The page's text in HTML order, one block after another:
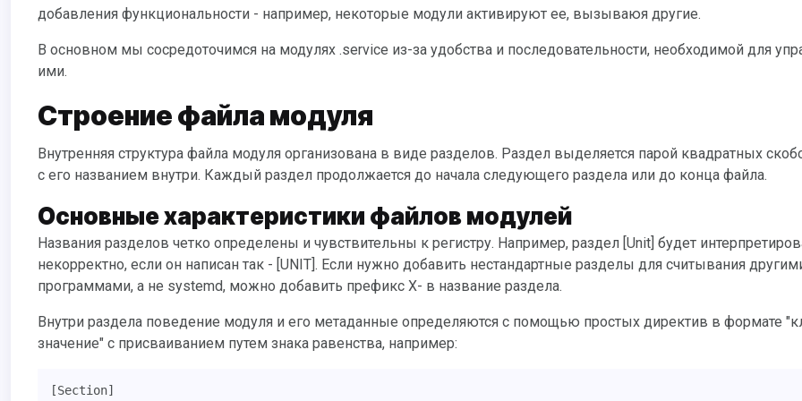
добавления функциональности - например, некоторые модули активируют ее, вызываюя другие.
В основном мы сосредоточимся на модулях .service из-за удобства и последовательности, необходимой для управления
ими.
Строение файла модуля
Внутренняя структура файла модуля организована в виде разделов. Раздел выделяется парой квадратных скобок “[” и “]”
с его названием внутри. Каждый раздел продолжается до начала следующего раздела или до конца файла.
Основные характеристики файлов модулей
Названия разделов четко определены и чувствительны к регистру. Например, раздел [Unit] будет интерпретирован
некорректно, если он написан так - [UNIT]. Если нужно добавить нестандартные разделы для считывания
программами, а не systemd, можно добавить префикс X- в название раздела.
Внутри раздела поведение модуля и его метаданные определяются с помощью простых директив в формате "ключ-
значение" с присваиванием путем знака равенства, например:
[Section]